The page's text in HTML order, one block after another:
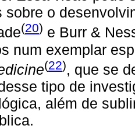
sobre o
(20) e Burr &
num exemplar
(22), que se
tipo de
além de